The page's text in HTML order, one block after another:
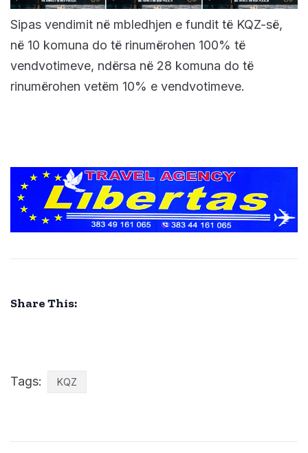
Sipas vendimit në mbledhjen e fundit të KQZ-së,
në 10 komuna do të rinumërohen 100% të
vendvotimeve, ndërsa në 28 komuna do të
rinumërohen vetëm 10% e vendvotimeve.
Share This:
Tags: KQZ